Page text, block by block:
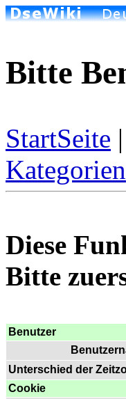
Bitte
StartSeite |
Kategorien
Diese
Bitte
Benutzer
Unterschied der
Cookie